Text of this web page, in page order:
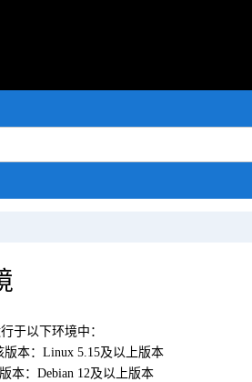
于以下环境中：
版本：Linux 5.15及以上版本
本：Debian 12及以上版本